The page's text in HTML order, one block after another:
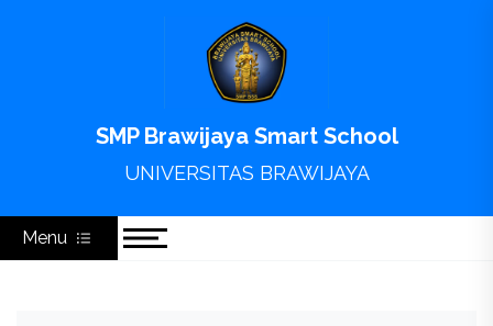
SMP Brawijaya Smart School
UNIVERSITAS BRAWIJAYA
Menu